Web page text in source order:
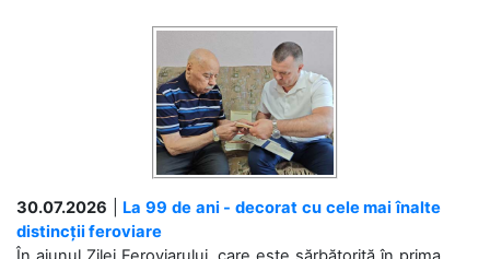
30.07.2026
La 99 de ani - decorat cu cele mai înalte
distincții feroviare